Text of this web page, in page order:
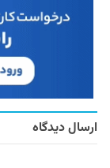
ارسال دیدگاه